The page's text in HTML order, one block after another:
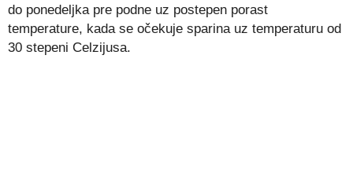
do ponedeljka pre podne uz postepen porast
temperature, kada se očekuje sparina uz temperaturu od
30 stepeni Celzijusa.